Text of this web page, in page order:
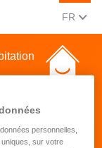
FR
personnelles,
sur votre